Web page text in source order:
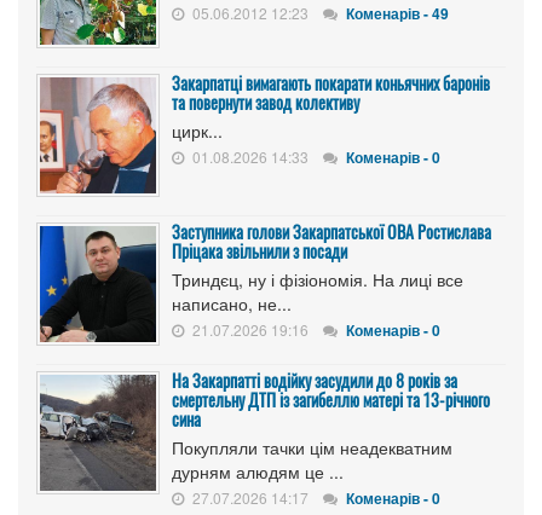
05.06.2012 12:23 Коменарів - 49
Закарпатці вимагають покарати коньячних баронів
та повернути завод колективу
цирк...
01.08.2026 14:33 Коменарів - 0
Заступника голови Закарпатської ОВА Ростислава
Пріцака звільнили з посади
Триндєц, ну і фізіономія. На лиці все
написано, не...
21.07.2026 19:16 Коменарів - 0
На Закарпатті водійку засудили до 8 років за
смертельну ДТП із загибеллю матері та 13-річного
сина
Покупляли тачки цім неадекватним
дурням алюдям це ...
27.07.2026 14:17 Коменарів - 0